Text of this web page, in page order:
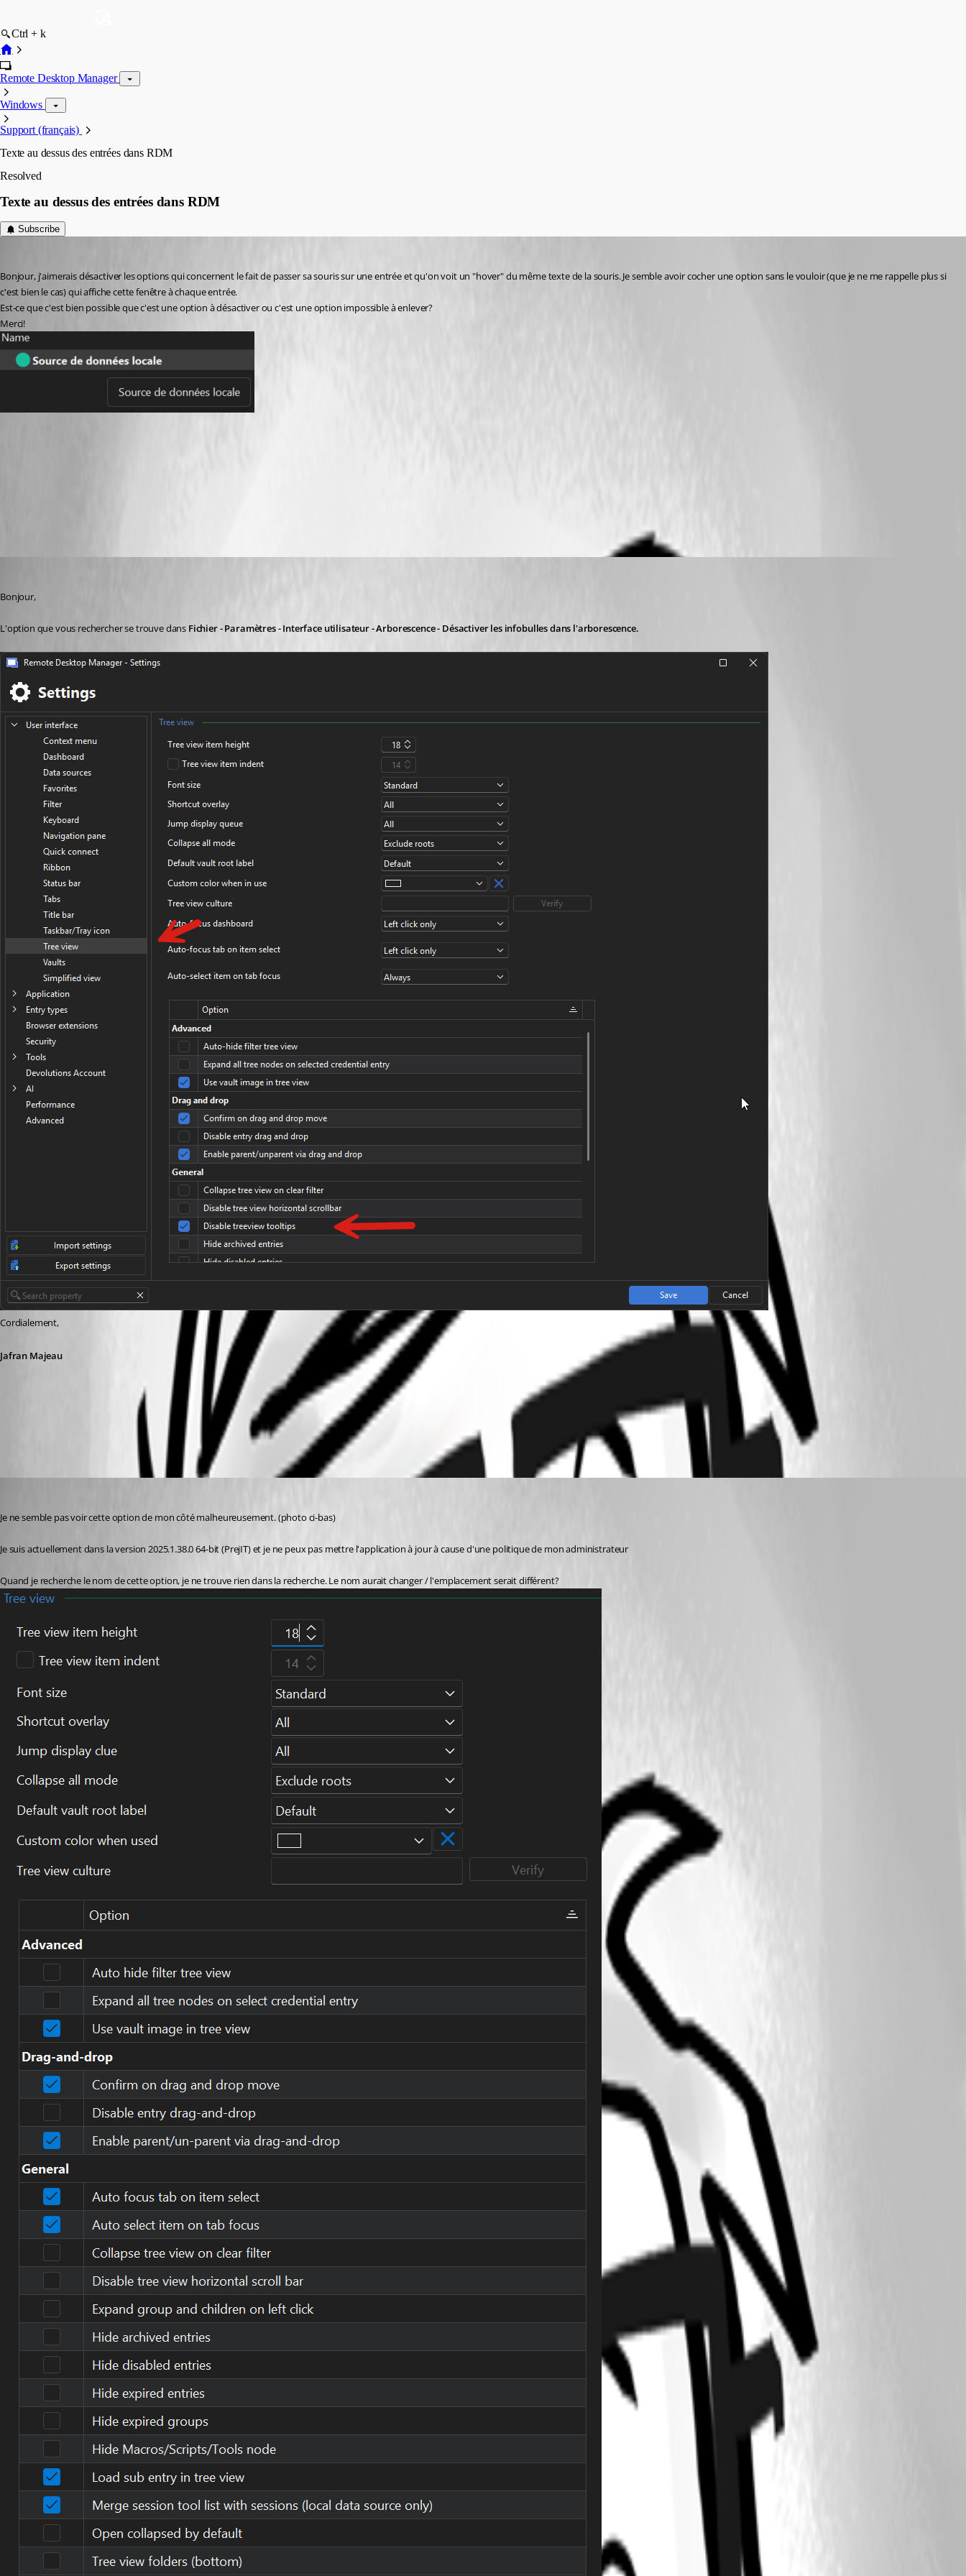
Ctrl + k
Remote Desktop Manager
Windows
Support (français)
Texte au dessus des entrées dans RDM
Resolved
Texte au dessus des entrées dans RDM
Subscribe
Bonjour, j'aimerais désactiver les options qui concernent le fait de passer sa souris sur une entrée et qu'on voit un "hover" du même texte de la souris. Je semble avoir cocher une option sans le vouloir (que je ne me rappelle plus si
c'est bien le cas) qui affiche cette fenêtre à chaque entrée.
Est-ce que c'est bien possible que c'est une option à désactiver ou c'est une option impossible à enlever?
Merci!
Bonjour,
L'option que vous rechercher se trouve dans Fichier - Paramètres - Interface utilisateur - Arborescence - Désactiver les infobulles dans l'arborescence.
Cordialement,
Jafran Majeau
1c38c71e-86a9-4884-a8d7-eb9a42acf7f2.png
Je ne semble pas voir cette option de mon côté malheureusement. (photo ci-bas)
Je suis actuellement dans la version 2025.1.38.0 64-bit (PrejIT) et je ne peux pas mettre l'application à jour à cause d'une politique de mon administrateur
Quand je recherche le nom de cette option, je ne trouve rien dans la recherche. Le nom aurait changer / l'emplacement serait différent?